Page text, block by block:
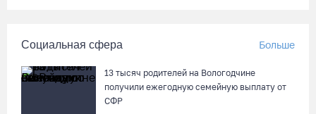
Социальная сфера Больше
13 тысяч родителей на Вологодчине
получили ежегодную семейную выплату от
СФР